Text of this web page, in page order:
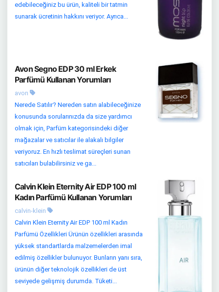
edebileceğiniz bu ürün, kaliteli bir tatmin
sunarak ücretinin hakkını veriyor. Ayrıca...
Avon Segno EDP 30 ml Erkek
Parfümü Kullanan Yorumları
avon
Nerede Satılır? Nereden satın alabileceğinize
konusunda sorularınızda da size yardımcı
olmak için, Parfüm kategorisindeki diğer
mağazalar ve satıcılar ile alakalı bilgiler
veriyoruz. En hızlı teslimat süreçleri sunan
satıcıları bulabilirsiniz ve ga...
Calvin Klein Eternity Air EDP 100 ml
Kadın Parfümü Kullanan Yorumları
calvin-klein
Calvin Klein Eternity Air EDP 100 ml Kadın
Parfümü Özellikleri Ürünün özellikleri arasında
yüksek standartlarda malzemelerden imal
edilmiş özellikler bulunuyor. Bunların yanı sıra,
ürünün diğer teknolojik özellikleri de üst
seviyede gelişmiş durumda. Tüketi...